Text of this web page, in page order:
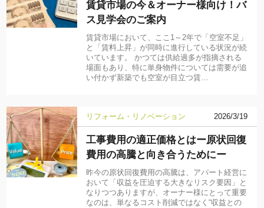
賃貸市場の今＆オーナー様向け！バ
ス見学会のご案内
賃貸市場において、ここ1～2年で「空室不足」
と「賃料上昇」が同時に進行している状況が続
いています。 かつては供給過多が指摘される
場面もあり、特に単身物件については需要が追
い付かず新築でも空室が目立つ賃…
リフォーム・リノベーション 2026/3/19
工事費用の適正価格とはー原状回復
費用の高騰と向き合うためにー
昨今の原状回復費用の高騰は、アパート経営に
おいて「収益を圧迫する大きなリスク要因」と
なりつつありますが、オーナー様にとって重要
なのは、単なるコスト削減ではなく“収益との